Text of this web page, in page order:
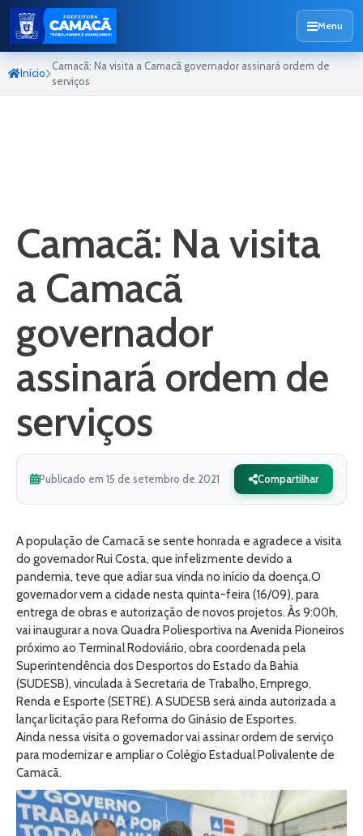
Menu
Início
Camacã: Na visita a Camacã governador assinará ordem de
serviços
Camacã: Na visita
a Camacã
governador
assinará ordem de
serviços
Publicado em 15 de setembro de 2021 Compartilhar
A população de Camacã se sente honrada e agradece a visita
do governador Rui Costa, que infelizmente devido a
pandemia, teve que adiar sua vinda no início da doença.O
governador vem a cidade nesta quinta-feira (16/09), para
entrega de obras e autorização de novos projetos. Às 9:00h,
vai inaugurar a nova Quadra Poliesportiva na Avenida Pioneiros
próximo ao Terminal Rodoviário, obra coordenada pela
Superintendência dos Desportos do Estado da Bahia
(SUDESB), vinculada à Secretaria de Trabalho, Emprego,
Renda e Esporte (SETRE). A SUDESB será ainda autorizada a
lançar licitação para Reforma do Ginásio de Esportes.
Ainda nessa visita o governador vai assinar ordem de serviço
para modernizar e ampliar o Colégio Estadual Polivalente de
Camacã.